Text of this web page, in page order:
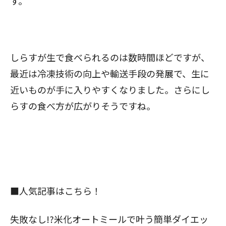
しらすが生で食べられるのは数時間ほどですが、
最近は冷凍技術の向上や輸送手段の発展で、生に
近いものが手に入りやすくなりました。さらにし
らすの食べ方が広がりそうですね。
■人気記事はこちら！
失敗なし!?米化オートミールで叶う簡単ダイエッ